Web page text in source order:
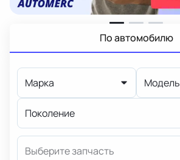
По автомобилю
Марка Модель
Поколение
Выберите запчасть